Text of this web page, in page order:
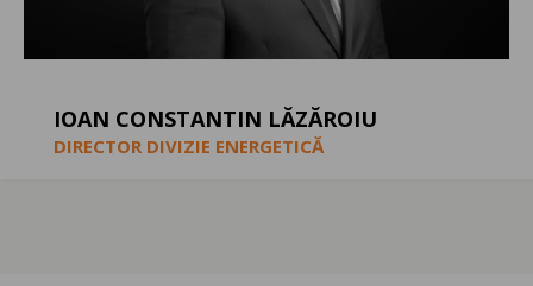
IOAN CONSTANTIN LĂZĂROIU
DIRECTOR DIVIZIE ENERGETICĂ